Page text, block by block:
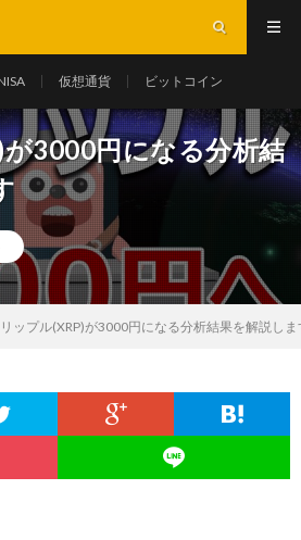
仮想通貨 ビットコイン
3000円になる分析結
リップル(XRP)が3000円になる分析結果を解説しま